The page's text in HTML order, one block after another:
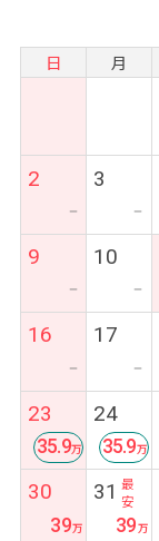
日 月
2
ー
3
ー
9
ー
10
ー
16
ー
17
ー
23
35.9
24
最
安
35.9
30
39
31
39